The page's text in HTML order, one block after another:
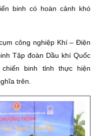
binh có hoàn cảnh khó
công nghiệp Khí – Điện
Tập đoàn Dầu khí Quốc
binh tỉnh thực hiện
trên.